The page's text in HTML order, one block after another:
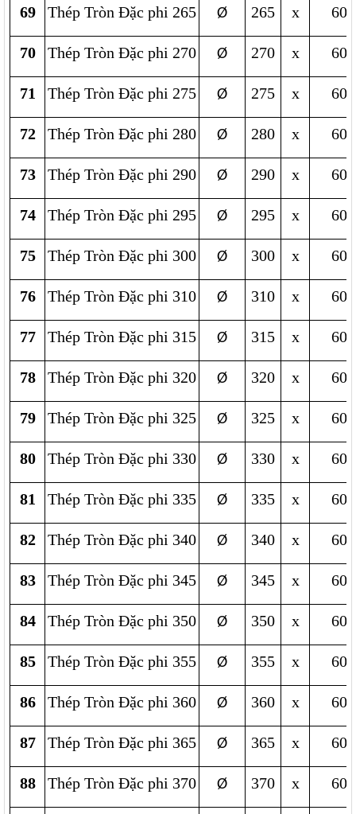
69 Thép Tròn Đặc phi 265 Ø 265 x
70 Thép Tròn Đặc phi 270 Ø 270 x
71 Thép Tròn Đặc phi 275 Ø 275 x
72 Thép Tròn Đặc phi 280 Ø 280 x
73 Thép Tròn Đặc phi 290 Ø 290 x
74 Thép Tròn Đặc phi 295 Ø 295 x
75 Thép Tròn Đặc phi 300 Ø 300 x
76 Thép Tròn Đặc phi 310 Ø 310 x
77 Thép Tròn Đặc phi 315 Ø 315 x
78 Thép Tròn Đặc phi 320 Ø 320 x
79 Thép Tròn Đặc phi 325 Ø 325 x
80 Thép Tròn Đặc phi 330 Ø 330 x
81 Thép Tròn Đặc phi 335 Ø 335 x
82 Thép Tròn Đặc phi 340 Ø 340 x
83 Thép Tròn Đặc phi 345 Ø 345 x
84 Thép Tròn Đặc phi 350 Ø 350 x
85 Thép Tròn Đặc phi 355 Ø 355 x
86 Thép Tròn Đặc phi 360 Ø 360 x
87 Thép Tròn Đặc phi 365 Ø 365 x
88 Thép Tròn Đặc phi 370 Ø 370 x